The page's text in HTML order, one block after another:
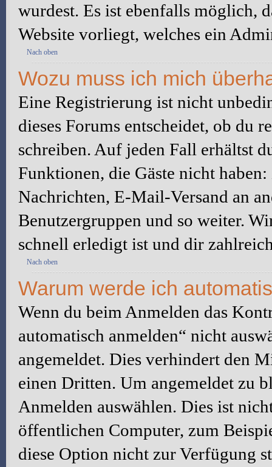
wurdest. Es ist ebenfalls möglich,
Website vorliegt, welches ein
Nach oben
Wozu muss ich mich
Eine Registrierung ist nicht
dieses Forums entscheidet, ob du
schreiben. Auf jeden Fall erhältst
Funktionen, die Gäste nicht
Nachrichten, E-Mail-Versand an
Benutzergruppen und so weiter.
schnell erledigt ist und dir
Nach oben
Warum werde ich
Wenn du beim Anmelden das
automatisch anmelden“ nicht
angemeldet. Dies verhindert den
einen Dritten. Um angemeldet zu
Anmelden auswählen. Dies ist
öffentlichen Computer, zum
diese Option nicht zur Verfügung